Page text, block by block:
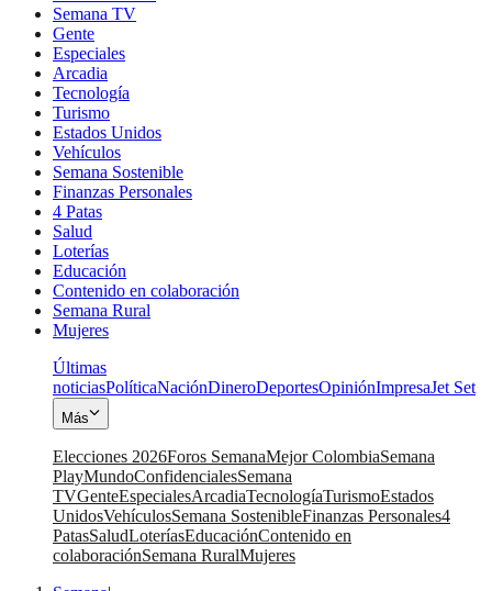
Semana TV
Gente
Especiales
Arcadia
Tecnología
Turismo
Estados Unidos
Vehículos
Semana Sostenible
Finanzas Personales
4 Patas
Salud
Loterías
Educación
Contenido en colaboración
Semana Rural
Mujeres
Últimas
noticiasPolíticaNaciónDineroDeportesOpiniónImpresaJet Set
Más
Elecciones 2026Foros SemanaMejor ColombiaSemana
PlayMundoConfidencialesSemana
TVGenteEspecialesArcadiaTecnologíaTurismoEstados
UnidosVehículosSemana SostenibleFinanzas Personales4
PatasSaludLoteríasEducaciónContenido en
colaboraciónSemana RuralMujeres